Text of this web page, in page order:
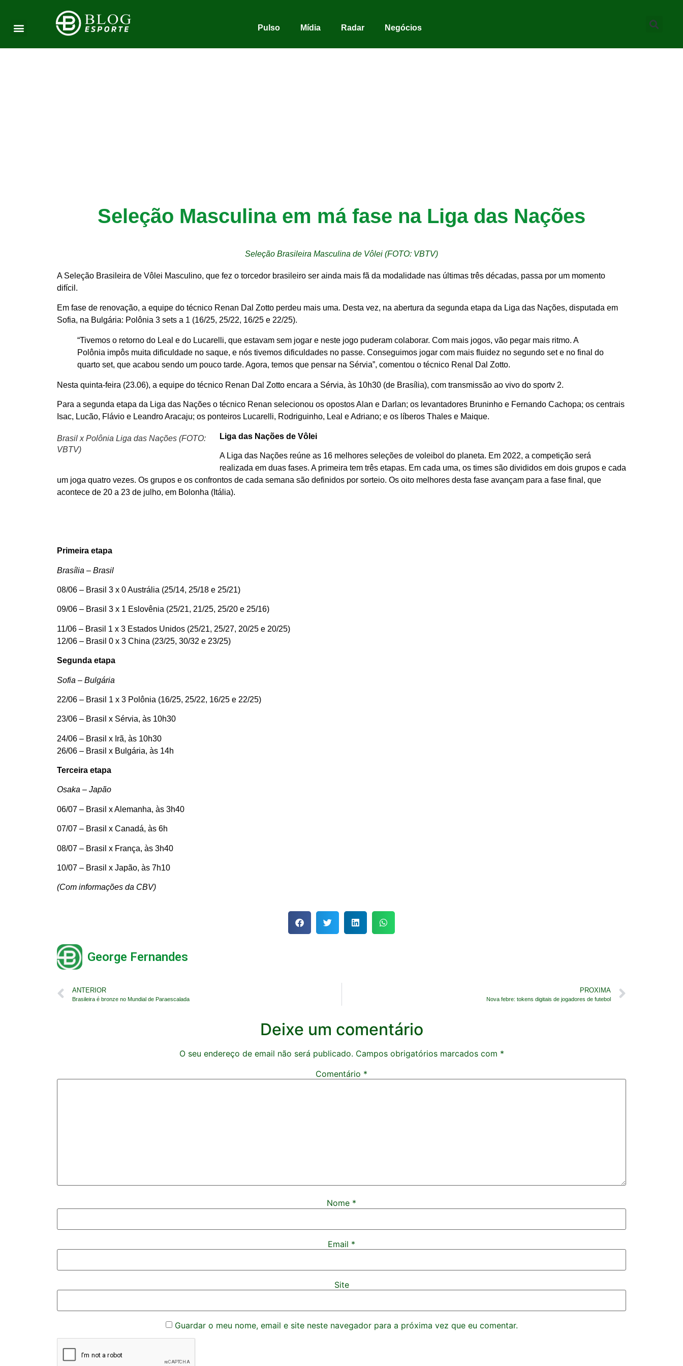
Pulso Mídia Radar Negócios
Seleção Masculina em má fase na Liga das Nações
Seleção Brasileira Masculina de Vôlei (FOTO: VBTV)
A Seleção Brasileira de Vôlei Masculino, que fez o torcedor brasileiro ser ainda mais fã da modalidade nas últimas três décadas, passa por um momento
difícil.
Em fase de renovação, a equipe do técnico Renan Dal Zotto perdeu mais uma. Desta vez, na abertura da segunda etapa da Liga das Nações, disputada em
Sofia, na Bulgária: Polônia 3 sets a 1 (16/25, 25/22, 16/25 e 22/25).
“Tivemos o retorno do Leal e do Lucarelli, que estavam sem jogar e neste jogo puderam colaborar. Com mais jogos, vão pegar mais ritmo. A
Polônia impôs muita dificuldade no saque, e nós tivemos dificuldades no passe. Conseguimos jogar com mais fluidez no segundo set e no final do
quarto set, que acabou sendo um pouco tarde. Agora, temos que pensar na Sérvia”, comentou o técnico Renal Dal Zotto.
Nesta quinta-feira (23.06), a equipe do técnico Renan Dal Zotto encara a Sérvia, às 10h30 (de Brasília), com transmissão ao vivo do sportv 2.
Para a segunda etapa da Liga das Nações o técnico Renan selecionou os opostos Alan e Darlan; os levantadores Bruninho e Fernando Cachopa; os centrais
Isac, Lucão, Flávio e Leandro Aracaju; os ponteiros Lucarelli, Rodriguinho, Leal e Adriano; e os líberos Thales e Maique.
Brasil x Polônia Liga das Nações (FOTO:
VBTV)
Liga das Nações de Vôlei
A Liga das Nações reúne as 16 melhores seleções de voleibol do planeta. Em 2022, a competição será
realizada em duas fases. A primeira tem três etapas. Em cada uma, os times são divididos em dois grupos e cada
um joga quatro vezes. Os grupos e os confrontos de cada semana são definidos por sorteio. Os oito melhores desta fase avançam para a fase final, que
acontece de 20 a 23 de julho, em Bolonha (Itália).
Primeira etapa
Brasília – Brasil
08/06 – Brasil 3 x 0 Austrália (25/14, 25/18 e 25/21)
09/06 – Brasil 3 x 1 Eslovênia (25/21, 21/25, 25/20 e 25/16)
11/06 – Brasil 1 x 3 Estados Unidos (25/21, 25/27, 20/25 e 20/25)
12/06 – Brasil 0 x 3 China (23/25, 30/32 e 23/25)
Segunda etapa
Sofia – Bulgária
22/06 – Brasil 1 x 3 Polônia (16/25, 25/22, 16/25 e 22/25)
23/06 – Brasil x Sérvia, às 10h30
24/06 – Brasil x Irã, às 10h30
26/06 – Brasil x Bulgária, às 14h
Terceira etapa
Osaka – Japão
06/07 – Brasil x Alemanha, às 3h40
07/07 – Brasil x Canadá, às 6h
08/07 – Brasil x França, às 3h40
10/07 – Brasil x Japão, às 7h10
(Com informações da CBV)
George Fernandes
ANTERIOR
Brasileira é bronze no Mundial de Paraescalada
PROXIMA
Nova febre: tokens digitais de jogadores de futebol
Deixe um comentário
O seu endereço de email não será publicado. Campos obrigatórios marcados com *
Comentário *
Nome *
Email *
Site
Guardar o meu nome, email e site neste navegador para a próxima vez que eu comentar.